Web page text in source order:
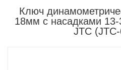
Ключ
18мм с насадками
JTC